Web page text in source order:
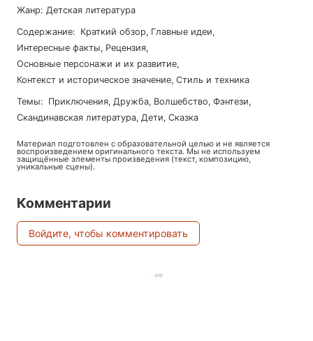
Жанр: Детская литература
Содержание: Краткий обзор, Главные идеи,
Интересные факты, Рецензия,
Основные персонажи и их развитие,
Контекст и историческое значение, Стиль и техника
Темы: приключения, дружба, волшебство, фэнтези,
скандинавская литература, дети, сказка
Материал подготовлен с образовательной целью и не является
воспроизведением оригинального текста. Мы не используем
защищённые элементы произведения (текст, композицию,
уникальные сцены).
Комментарии
Войдите, чтобы комментировать